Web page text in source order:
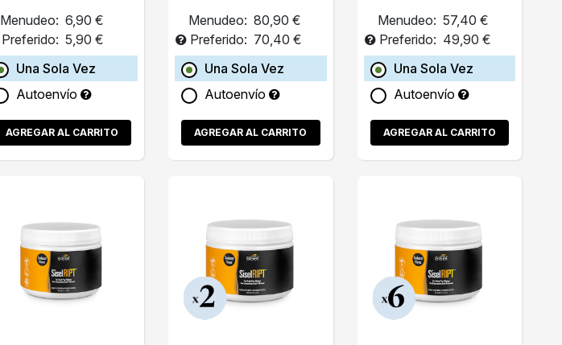
Menudeo: 6,90 €
Preferido: 5,90 €
Una Sola Vez
Autoenvío
AGREGAR AL CARRITO
Menudeo: 80,90 €
Preferido: 70,40 €
Una Sola Vez
Autoenvío
AGREGAR AL CARRITO
Menudeo: 57,40 €
Preferido: 49,90 €
Una Sola Vez
Autoenvío
AGREGAR AL CARRITO